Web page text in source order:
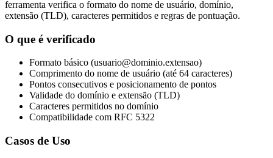
ferramenta verifica o formato do nome de usuário, domínio,
extensão (TLD), caracteres permitidos e regras de pontuação.
O que é verificado
Formato básico (usuario@dominio.extensao)
Comprimento do nome de usuário (até 64 caracteres)
Pontos consecutivos e posicionamento de pontos
Validade do domínio e extensão (TLD)
Caracteres permitidos no domínio
Compatibilidade com RFC 5322
Casos de Uso